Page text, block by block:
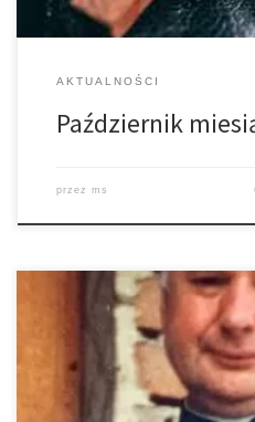
AKTUALNOŚCI
Październik
przez ms
Z głębokim żalem
Lachowicza – naszego byłego
parafii pełnił funkcję proboszcza